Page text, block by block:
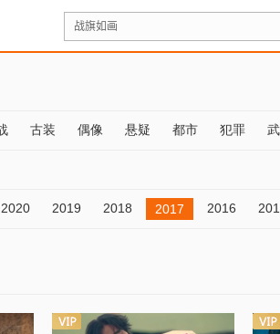
古装 偶像 悬疑 都市 犯罪
2020 2019 2018 2017 2016